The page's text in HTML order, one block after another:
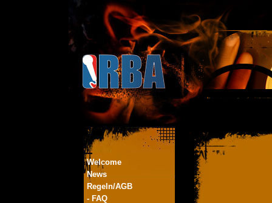
Welcome
News
Regeln/AGB
- FAQ